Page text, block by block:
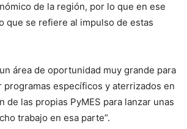
de la región, por lo que en ese
que se refiere al impulso de estas
área de oportunidad muy grande para
específicos y aterrizados en
las propias PyMES para lanzar unas
trabajo en esa parte”.